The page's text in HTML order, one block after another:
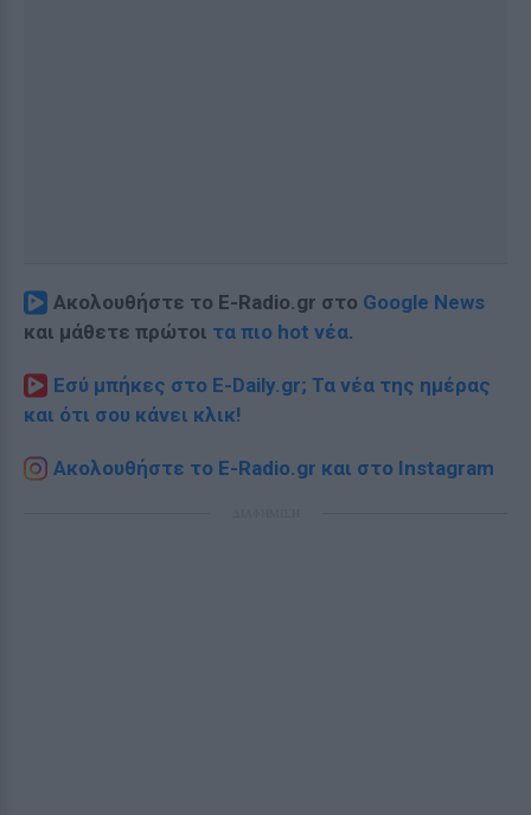
Ακολουθήστε το E-Radio.gr στο Google News
και μάθετε πρώτοι τα πιο hot νέα.
Εσύ μπήκες στο E-Daily.gr; Τα νέα της ημέρας
και ότι σου κάνει κλικ!
Ακολουθήστε το E-Radio.gr και στο Instagram